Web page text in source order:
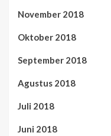
November 2018
Oktober 2018
September 2018
Agustus 2018
Juli 2018
Juni 2018